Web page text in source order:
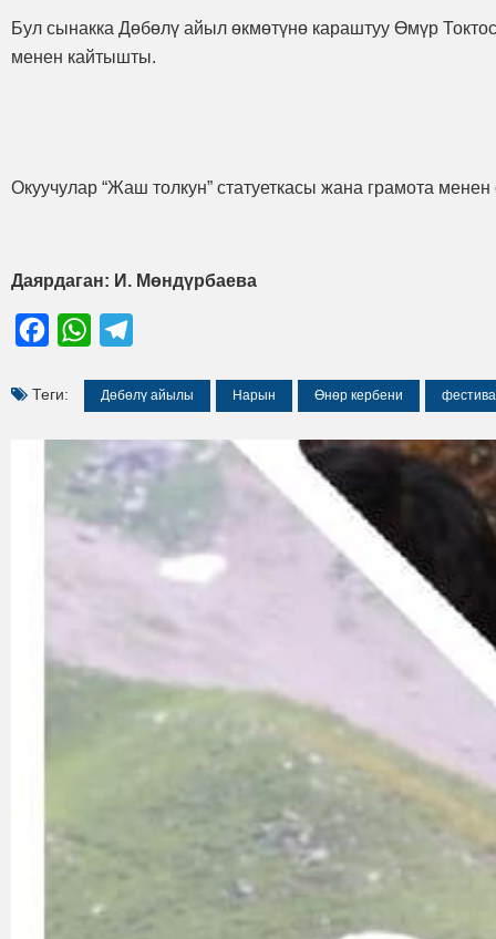
Бул сынакка Дөбөлү айыл өкмөтүнө караштуу Өмүр
менен кайтышты.
Окуучулар “Жаш толкун” статуеткасы жана грамота
Даярдаган: И. Мөндүрбаева
FacebookWhatsApp
Теги: Дөбөлү айылы Нарын Өнөр кербени